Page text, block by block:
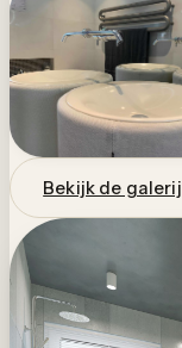
Bekijk de galerij